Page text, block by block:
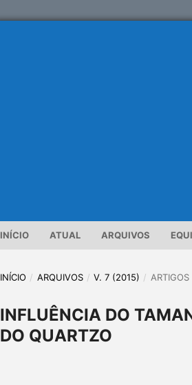
INÍCIO ATUAL ARQUIVOS
INÍCIO / ARQUIVOS / V. 7 (2015) / ARTIGOS
INFLUÊNCIA DO
DO QUARTZO